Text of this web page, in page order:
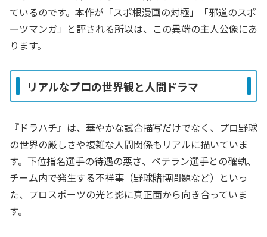
ているのです。本作が「スポ根漫画の対極」「邪道のスポ
ーツマンガ」と評される所以は、この異端の主人公像にあ
ります。
リアルなプロの世界観と人間ドラマ
『ドラハチ』は、華やかな試合描写だけでなく、プロ野球
の世界の厳しさや複雑な人間関係もリアルに描いていま
す。下位指名選手の待遇の悪さ、ベテラン選手との確執、
チーム内で発生する不祥事（野球賭博問題など）といっ
た、プロスポーツの光と影に真正面から向き合っていま
す。